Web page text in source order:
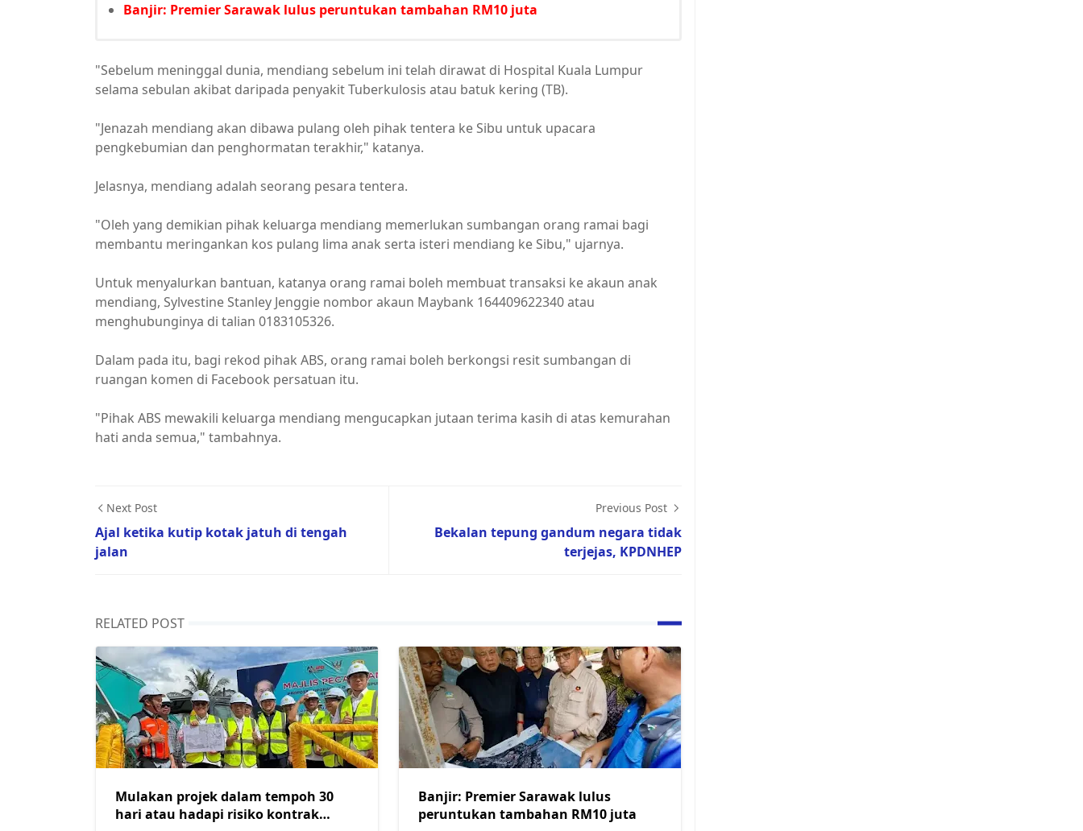
Banjir: Premier Sarawak lulus peruntukan tambahan RM10 juta
"Sebelum meninggal dunia, mendiang sebelum ini telah dirawat di Hospital Kuala Lumpur
selama sebulan akibat daripada penyakit Tuberkulosis atau batuk kering (TB).
"Jenazah mendiang akan dibawa pulang oleh pihak tentera ke Sibu untuk upacara
pengkebumian dan penghormatan terakhir," katanya.
Jelasnya, mendiang adalah seorang pesara tentera.
"Oleh yang demikian pihak keluarga mendiang memerlukan sumbangan orang ramai bagi
membantu meringankan kos pulang lima anak serta isteri mendiang ke Sibu," ujarnya.
Untuk menyalurkan bantuan, katanya orang ramai boleh membuat transaksi ke akaun anak
mendiang, Sylvestine Stanley Jenggie nombor akaun Maybank 164409622340 atau
menghubunginya di talian 0183105326.
Dalam pada itu, bagi rekod pihak ABS, orang ramai boleh berkongsi resit sumbangan di
ruangan komen di Facebook persatuan itu.
"Pihak ABS mewakili keluarga mendiang mengucapkan jutaan terima kasih di atas kemurahan
hati anda semua," tambahnya.
Next Post
Ajal ketika kutip kotak jatuh di tengah
jalan
Previous Post
Bekalan tepung gandum negara tidak
terjejas, KPDNHEP
RELATED POST
Mulakan projek dalam tempoh 30
hari atau hadapi risiko kontrak
Banjir: Premier Sarawak lulus
peruntukan tambahan RM10 juta